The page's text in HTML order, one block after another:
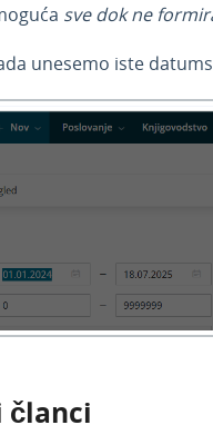
sve dok ne
unesemo iste
članci